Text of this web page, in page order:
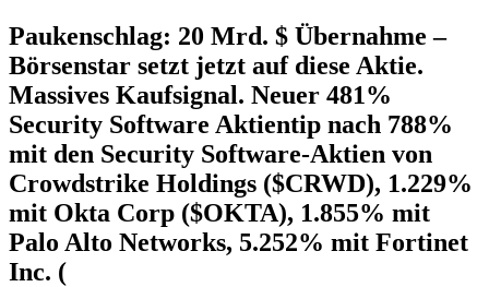
Paukenschlag: 20 Mrd. $ Übernahme –
Börsenstar setzt jetzt auf diese Aktie.
Massives Kaufsignal. Neuer 481%
Security Software Aktientip nach 788%
mit den Security Software-Aktien von
Crowdstrike Holdings ($CRWD), 1.229%
mit Okta Corp ($OKTA), 1.855% mit
Palo Alto Networks, 5.252% mit Fortinet
Inc. (